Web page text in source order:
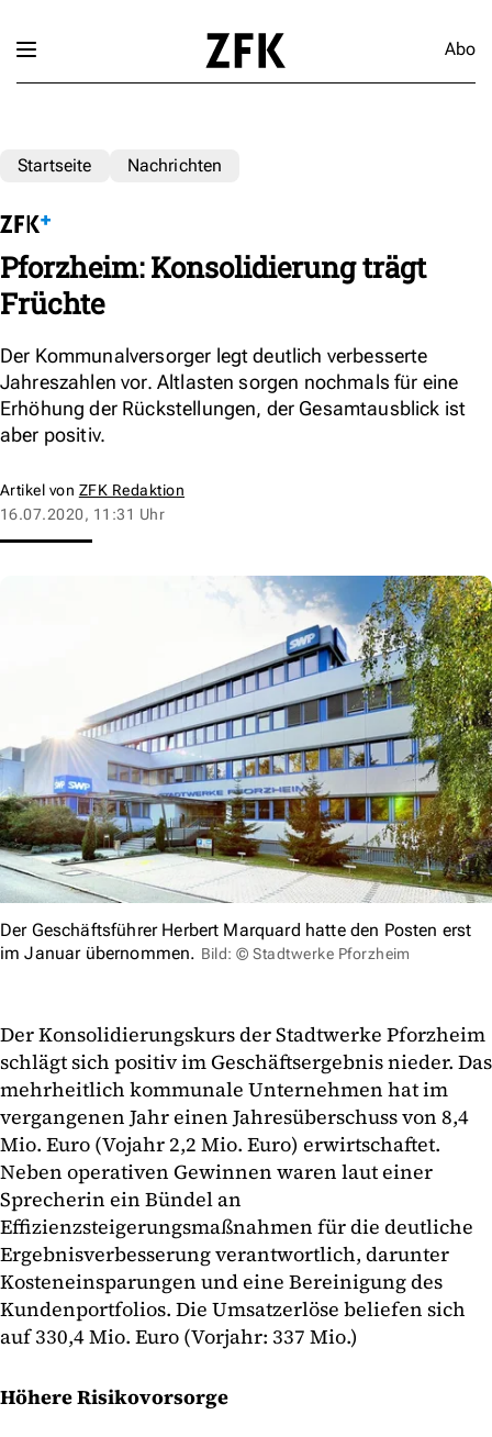
Abo
Startseite Nachrichten
Pforzheim: Konsolidierung trägt
Früchte
Der Kommunalversorger legt deutlich verbesserte
Jahreszahlen vor. Altlasten sorgen nochmals für eine
Erhöhung der Rückstellungen, der Gesamtausblick ist
aber positiv.
Artikel von ZFK Redaktion
16.07.2020, 11:31 Uhr
Der Geschäftsführer Herbert Marquard hatte den Posten erst
im Januar übernommen. Bild: © Stadtwerke Pforzheim
Der Konsolidierungskurs der Stadtwerke Pforzheim
schlägt sich positiv im Geschäftsergebnis nieder. Das
mehrheitlich kommunale Unternehmen hat im
vergangenen Jahr einen Jahresüberschuss von 8,4
Mio. Euro (Vojahr 2,2 Mio. Euro) erwirtschaftet.
Neben operativen Gewinnen waren laut einer
Sprecherin ein Bündel an
Effizienzsteigerungsmaßnahmen für die deutliche
Ergebnisverbesserung verantwortlich, darunter
Kosteneinsparungen und eine Bereinigung des
Kundenportfolios. Die Umsatzerlöse beliefen sich
auf 330,4 Mio. Euro (Vorjahr: 337 Mio.)
Höhere Risikovorsorge